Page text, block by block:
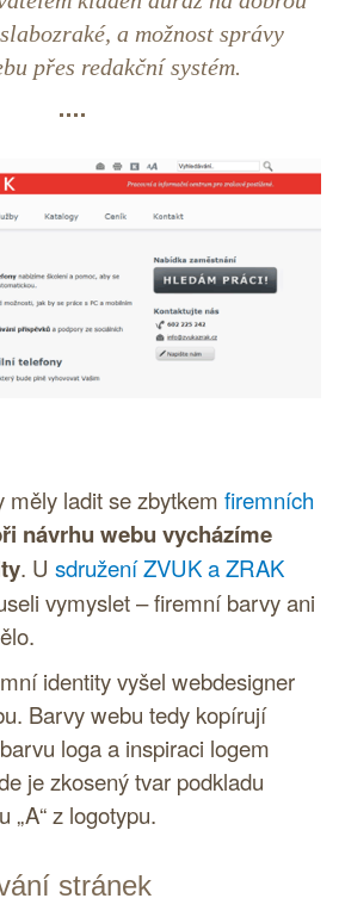
a možnost správy
přes redakční systém.
měly ladit se zbytkem firemních
návrhu webu vycházíme
. U sdružení ZVUK a ZRAK
vymyslet – firemní barvy ani
identityvyšel webdesigner
Barvy webu tedy kopírují
logaa inspiraci logem
je zkosený tvar podkladu
„A“ z logotypu.
stránek